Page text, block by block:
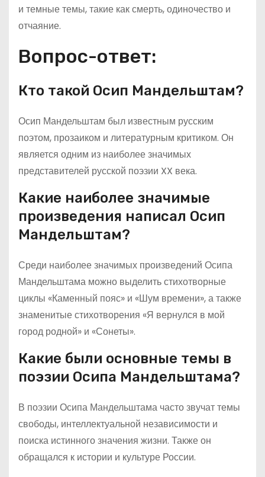
и темные темы, такие как смерть, одиночество и
отчаяние.
Вопрос-ответ:
Кто такой Осип Мандельштам?
Осип Мандельштам был известным русским
поэтом, прозаиком и литературным критиком. Он
является одним из наиболее значимых
представителей русской поэзии XX века.
Какие наиболее значимые
произведения написал Осип
Мандельштам?
Среди наиболее значимых произведений Осипа
Мандельштама можно выделить стихотворные
циклы «Каменный пояс» и «Шум времени», а также
знаменитые стихотворения «Я вернулся в мой
город родной» и «Сонеты».
Какие были основные темы в
поэзии Осипа Мандельштама?
В поэзии Осипа Мандельштама часто звучат темы
свободы, интеллектуальной независимости и
поиска истинного значения жизни. Также он
обращался к истории и культуре России.